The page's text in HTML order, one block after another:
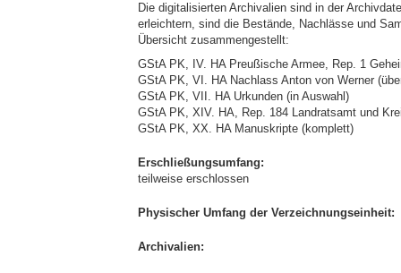
Die digitalisierten Archivalien sind in der
erleichtern, sind die Bestände, Nachlässe und
Übersicht zusammengestellt:
GStA PK, IV. HA Preußische Armee, Rep. 1
GStA PK, VI. HA Nachlass Anton von Werner
GStA PK, VII. HA Urkunden (in Auswahl)
GStA PK, XIV. HA, Rep. 184 Landratsamt und
GStA PK, XX. HA Manuskripte (komplett)
Erschließungsumfang:
teilweise erschlossen
Physischer Umfang der Verzeichnungseinheit:
Archivalien: